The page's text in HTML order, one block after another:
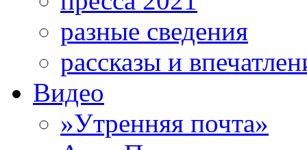
разные сведения
рассказы и
Видео
»Утренняя почта»